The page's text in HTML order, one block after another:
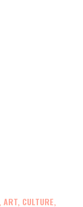
ART, CULTURE,